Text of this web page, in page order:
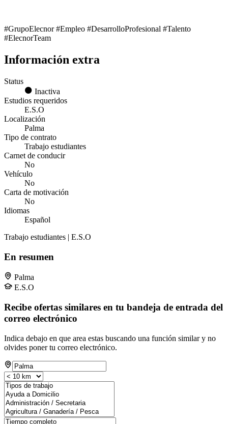
#GrupoElecnor #Empleo #DesarrolloProfesional #Talento
#ElecnorTeam
Información extra
Status
Inactiva
Estudios requeridos
E.S.O
Localización
Palma
Tipo de contrato
Trabajo estudiantes
Carnet de conducir
No
Vehículo
No
Carta de motivación
No
Idiomas
Español
Trabajo estudiantes | E.S.O
En resumen
Palma
E.S.O
Recibe ofertas similares en tu bandeja de entrada del
correo electrónico
Indica debajo en que area estas buscando una función similar y no
olvides poner tu correo electrónico.